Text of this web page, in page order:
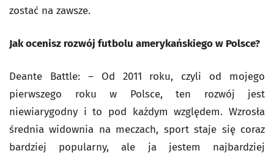
zostać na zawsze.
Jak ocenisz rozwój futbolu amerykańskiego w Polsce?
Deante Battle: – Od 2011 roku, czyli od mojego
pierwszego roku w Polsce, ten rozwój jest
niewiarygodny i to pod każdym względem. Wzrosła
średnia widownia na meczach, sport staje się coraz
bardziej popularny, ale ja jestem najbardziej